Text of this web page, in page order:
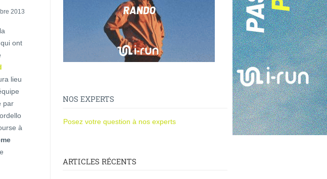
2013
ont
lieu
par
à
NOS EXPERTS
Posez votre question à nos experts
ARTICLES RÉCENTS